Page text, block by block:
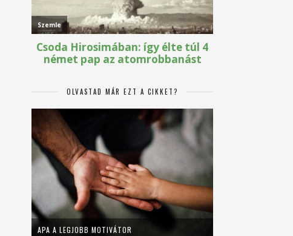
OLVASTAD MÁR EZT A CIKKET?
APA A LEGJOBB MOTIVÁTOR